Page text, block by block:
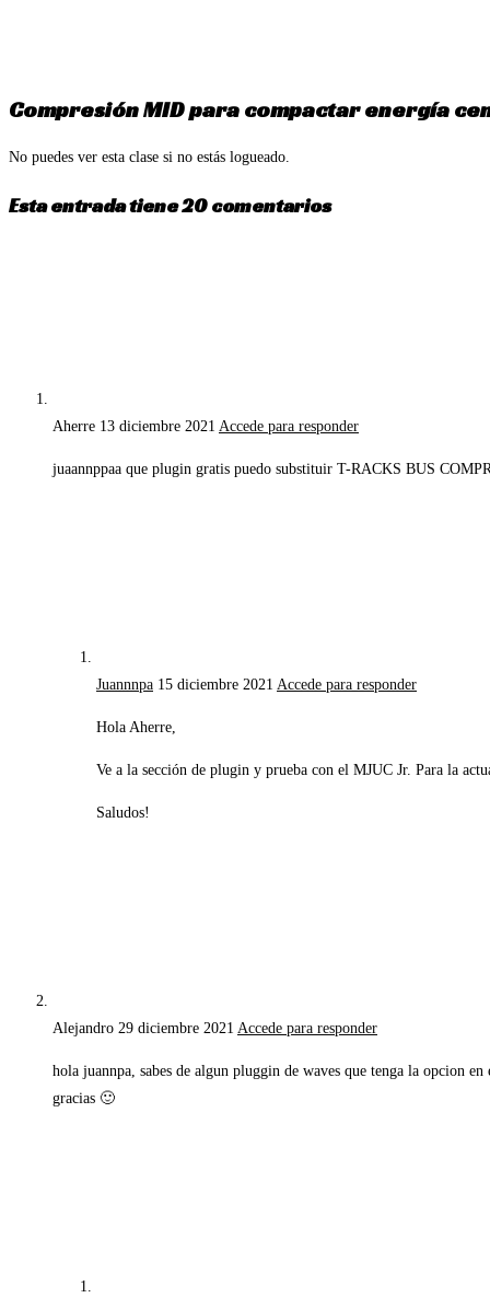
Compresión MID para compactar energía
No puedes ver esta clase si no estás logueado.
Esta entrada tiene 20 comentarios
Aherre 13 diciembre 2021 Accede para responder
juaannppaa que plugin gratis puedo substituir T-RACKS BUS
Juannnpa 15 diciembre 2021 Accede para responder
Hola Aherre,
Ve a la sección de plugin y prueba con el MJUC Jr. Para la
Saludos!
Alejandro 29 diciembre 2021 Accede para responder
hola juannpa, sabes de algun pluggin de waves que tenga la opcion
gracias 🙂